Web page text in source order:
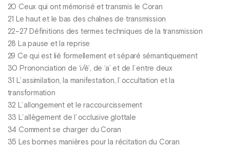
20 Ceux qui ont mémorisé et transmis le Coran
21 Le haut et le bas des chaînes de transmission
22–27 Définitions des termes techniques de la transmission
28 La pause et la reprise
29 Ce qui est lié formellement et séparé sémantiquement
30 Prononciation de ‘i/é’, de ‘a’ et de l’ entre deux
31 L’ assimilation, la manifestation, l’ occultation et la
transformation
32 L’ allongement et le raccourcissement
33 L’ allègement de l’ occlusive glottale
34 Comment se charger du Coran
35 Les bonnes manières pour la récitation du Coran